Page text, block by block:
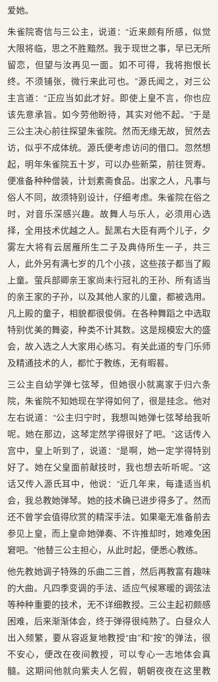
爱她。
朱雀院寄信与三公主，说道：“近来颇有所感，似觉
大限将临，思之不胜黯然。我于现世之事，早已无所
留恋，但望与汝再见一面。如不可得，我将抱恨长
终。不须铺张，微行来此可也。”源氏闻之，对三公
主言道：“正应当如此才好。即使上皇不言，你也应
该先意承旨。如今劳他盼待，其实对他不起。”于是
三公主决心前往探望朱雀院。然而无缘无故，贸然去
访，似乎不成体统。源氏便考虑访问的借口。忽然想
起，明年朱雀院五十岁，可以办些新菜，前往贺寿。
便准备种种僧装，计划素斋食品。出家之人，凡事与
俗人不同，故须特别设计，仔细考虑。朱雀院在俗之
时，对音乐深感兴趣。故舞人与乐人，必须用心选
择，全用技术优越之人。髭黑右大臣有两个儿子，夕
雾左大将有云居雁所生二子及典侍所生一子，共三
人，此外另有满七岁的几个小孩，这些孩子都当了殿
上童。萤兵部卿亲王家尚未行冠礼的王孙、所有适当
的亲王家的子孙，以及其他人家的儿童，都被选用。
凡上殿的童子，相貌都很俊俏。在各种舞蹈之中选取
特别优美的舞姿，种类不计其数。这是规模宏大的盛
会，故入选之人大家用心练习。有关此道的专门乐师
及精通技术的人，都忙于教练，无有暇晷。
三公主自幼学弹七弦琴，但她很小就离家于归六条
院，朱雀院不知她现在学得如何了，很是挂念。他对
左右说道：“公主归宁时，我想叫她弹七弦琴给我听
呢。她在那边，这琴定然学得很好了吧。”这话传入
宫中，皇上听到了，说道：“是啊，她一定学得特别
好了。她在父皇面前献技时，我也想去听听呢。”这
话又传入源氏耳中，他说：“近几年来，每逢适当机
会，我总教她弹琴。她的技术确已进步得多了。然而
还不曾学会值得欣赏的精深手法。如果毫无准备前去
参见上皇，而上皇命她弹奏、不许推却时，她难免困
窘吧。”他替三公主担心，从此时起，便悉心教练。
他先教她调子特殊的乐曲二三首，然后再教富有趣味
的大曲。凡四季变调的手法、适应气候寒暖的调弦法
等种种重要的技术，无不详细教授。三公主起初颇感
困难，后来渐渐体会，终于弹得很纯熟了。白昼众人
出入频繁，要从容返复地教授“由”和“按”的弹法，很
不安心，便改在夜间教授，可以专心一志地体会真
髓。这期间他就向紫夫人乞假，朝朝夜夜在这里教